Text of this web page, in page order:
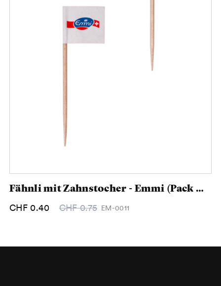
Fähnli mit Zahnstocher - Emmi (Pack à 50 Stk.)
CHF 0.40 CHF 0.75 EM-0011